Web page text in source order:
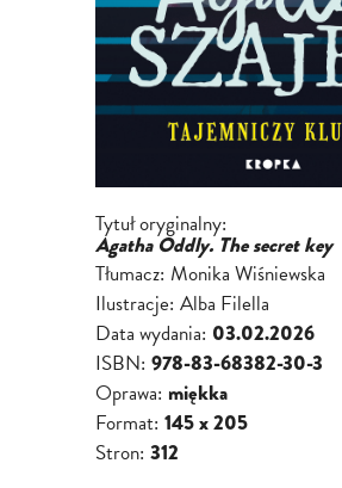
Tytuł oryginalny:
Agatha Oddly. The secret key
Tłumacz: Monika Wiśniewska
Ilustracje: Alba Filella
Data wydania: 03.02.2026
ISBN: 978-83-68382-30-3
Oprawa: miękka
Format: 145 x 205
Stron: 312